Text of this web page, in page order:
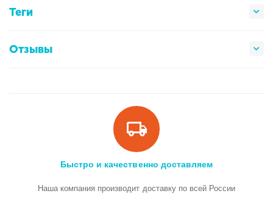
Теги
Отзывы
Быстро и качественно доставляем
Наша компания производит доставку по всей России